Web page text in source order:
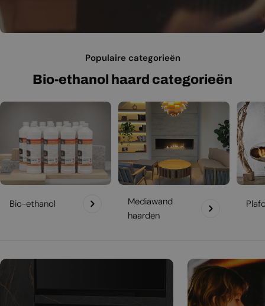
Populaire categorieën
Bio-ethanol haard categorieën
Bio-ethanol
Mediawand
haarden